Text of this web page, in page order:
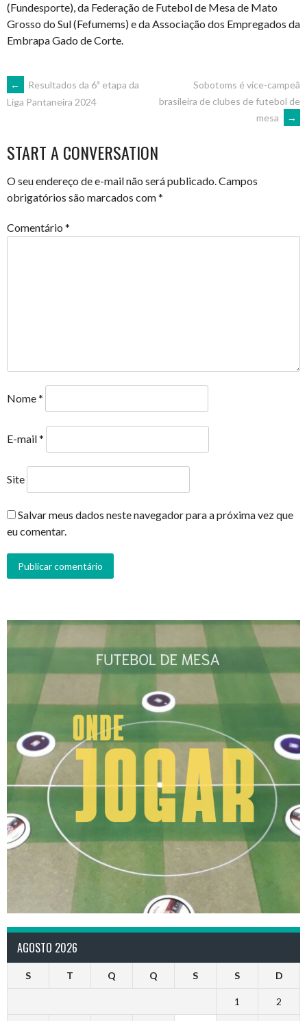
(Fundesporte), da Federação de Futebol de Mesa de Mato
Grosso do Sul (Fefumems) e da Associação dos Empregados da
Embrapa Gado de Corte.
POST
←
Resultados da 6ª etapa da
Liga Pantaneira 2024
Sobotoms é vice-campeã
brasileira de clubes de futebol de
mesa
→
START A CONVERSATION
O seu endereço de e-mail não será publicado. Campos
obrigatórios são marcados com*
Comentário *
Nome*
E-mail*
Site
Salvar meus dados neste navegador para a próxima vez que
eu comentar.
AGOSTO 2026
S T Q Q S S D
1 2